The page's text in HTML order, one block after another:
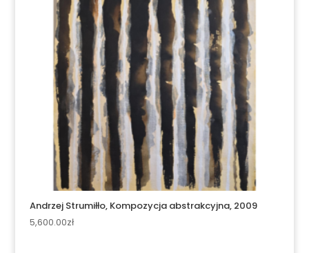
Andrzej Strumiłło, Kompozycja abstrakcyjna, 2009
5,600.00zł